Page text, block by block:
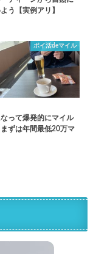
う【実例アリ】
ポイ活deマイル
って爆発的にマイル
ずは年間最低20万マ